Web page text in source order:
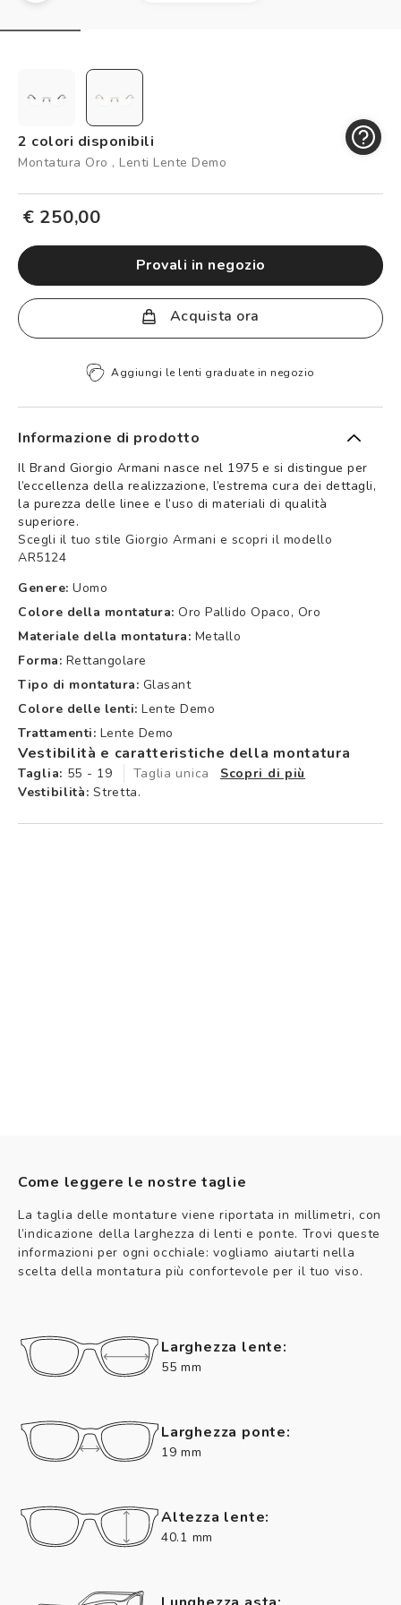
Controllo visivo
2 colori disponibili
Montatura Oro , Lenti Lente Demo
€ 250,00
provali in negozio
Acquista ora
Aggiungi le lenti graduate in negozio
Informazione di prodotto
Il Brand Giorgio Armani nasce nel 1975 e si distingue per
l’eccellenza della realizzazione, l’estrema cura dei dettagli,
la purezza delle linee e l’uso di materiali di qualità
superiore.
Scegli il tuo stile Giorgio Armani e scopri il modello
AR5124
Genere: Uomo
Colore della montatura: Oro Pallido Opaco, Oro
Materiale della montatura: Metallo
Forma: Rettangolare
Tipo di montatura: Glasant
Colore delle lenti: Lente Demo
Trattamenti: Lente Demo
Vestibilità e caratteristiche della montatura
Taglia: 55 - 19 Taglia unica
Scopri di più
Vestibilità: Stretta.
Come leggere le nostre taglie
La taglia delle montature viene riportata in millimetri, con
l’indicazione della larghezza di lenti e ponte. Trovi queste
informazioni per ogni occhiale: vogliamo aiutarti nella
scelta della montatura più confortevole per il tuo viso.
Larghezza lente:
55 mm
Larghezza ponte:
19 mm
Altezza lente:
40.1 mm